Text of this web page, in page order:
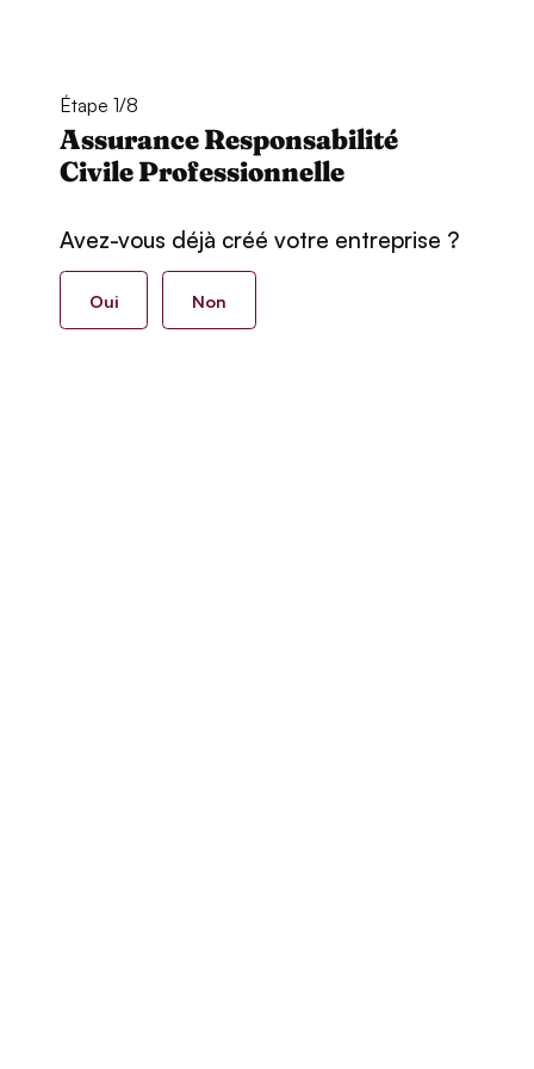
Étape 1/8
Assurance Responsabilité
Civile Professionnelle
Avez-vous déjà créé votre entreprise ?
Oui Non